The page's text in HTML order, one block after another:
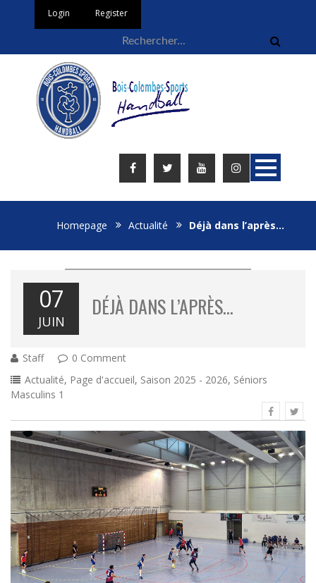
Login Register
Homepage Actualité Déjà dans l’après…
07
JUIN
DÉJÀ DANS L’APRÈS…
Staff
0 Comment
Actualité, Page d'accueil, Saison 2025 - 2026, Séniors
Masculins 1